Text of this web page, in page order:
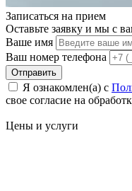
Записаться на прием
Оставьте заявку и мы с
Ваше имя
Ваш номер телефона
Отправить
Я ознакомлен(а) с
свое cогласие на
Цены и услуги